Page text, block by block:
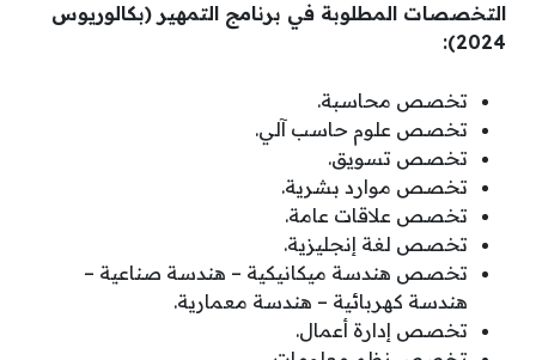
التخصصات المطلوبة في برنامج التمهير (بكالوريوس
2024):
تخصص محاسبة.
تخصص علوم حاسب آلي.
تخصص تسويق.
تخصص موارد بشرية.
تخصص علاقات عامة.
تخصص لغة إنجليزية.
تخصص هندسة ميكانيكية – هندسة صناعية –
هندسة كهربائية – هندسة معمارية.
تخصص إدارة أعمال.